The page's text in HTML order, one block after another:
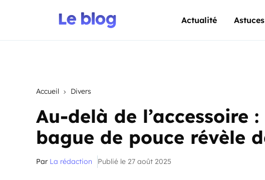
Actualité Astuces
Accueil Divers
Au-delà de l’accessoire
bague de pouce révèle
Par La rédaction Publié le 27 août 2025